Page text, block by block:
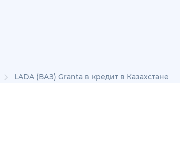
LADA (ВАЗ) Granta в кредит в Казахстане